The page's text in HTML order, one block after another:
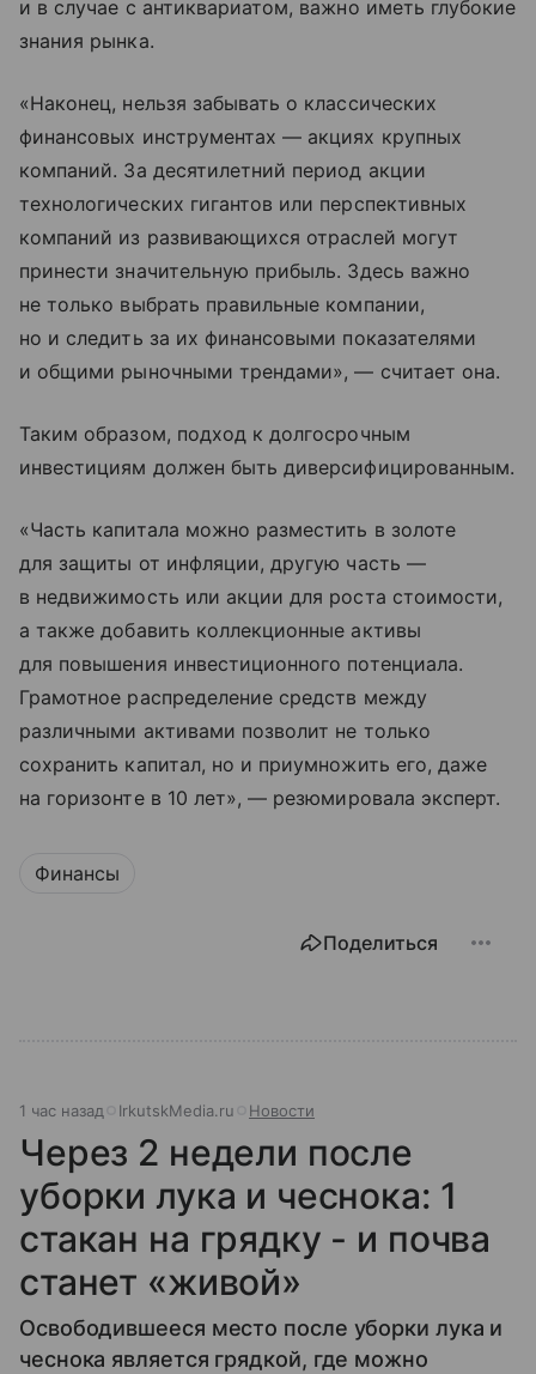
и в случае с антиквариатом, важно иметь глубокие
знания рынка.
«Наконец, нельзя забывать о классических
финансовых инструментах — акциях крупных
компаний. За десятилетний период акции
технологических гигантов или перспективных
компаний из развивающихся отраслей могут
принести значительную прибыль. Здесь важно
не только выбрать правильные компании,
но и следить за их финансовыми показателями
и общими рыночными трендами», — считает она.
Таким образом, подход к долгосрочным
инвестициям должен быть диверсифицированным.
«Часть капитала можно разместить в золоте
для защиты от инфляции, другую часть —
в недвижимость или акции для роста стоимости,
а также добавить коллекционные активы
для повышения инвестиционного потенциала.
Грамотное распределение средств между
различными активами позволит не только
сохранить капитал, но и приумножить его, даже
на горизонте в 10 лет», — резюмировала эксперт.
Финансы
Поделиться
1 час назад IrkutskMedia.ru Новости
Через 2 недели после
уборки лука и чеснока: 1
стакан на грядку - и почва
станет «живой»
Освободившееся место после уборки лука и
чеснока является грядкой, где можно